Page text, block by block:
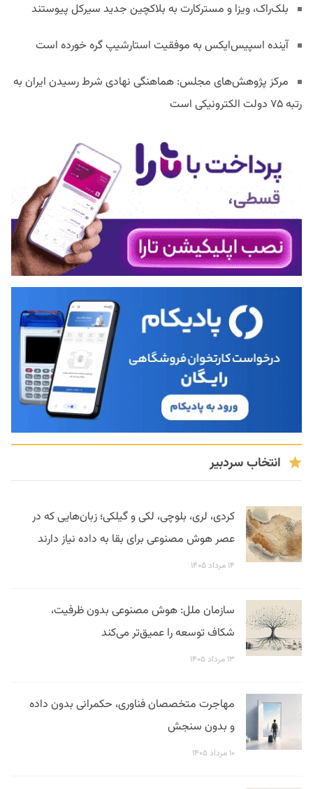
بلک‌راک، ویزا و مسترکارت به بلاکچین جدید سیرکل پیوستند
آینده اسپیس‌ایکس به موفقیت استارشیپ گره خورده است
مرکز پژوهش‌های مجلس: هماهنگی نهادی شرط رسیدن ایران به
رتبه ۷۵ دولت الکترونیکی است
انتخاب سردبیر
کردی، لری، بلوچی، لکی و گیلکی؛ زبان‌هایی که در
عصر هوش مصنوعی برای بقا به داده نیاز دارند
۱۴ مرداد ۱۴۰۵
سازمان ملل: هوش مصنوعی بدون ظرفیت،
شکاف توسعه را عمیق‌تر می‌کند
۱۳ مرداد ۱۴۰۵
مهاجرت متخصصان فناوری، حکمرانی بدون داده
و بدون سنجش
۱۰ مرداد ۱۴۰۵